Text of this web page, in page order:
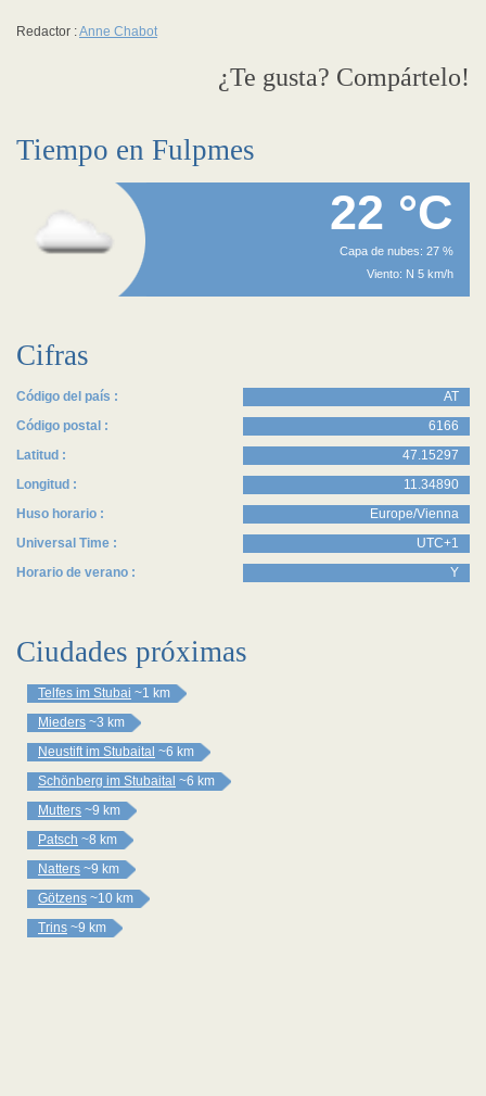
Redactor :Anne Chabot
¿Te gusta? Compártelo!
Tiempo en Fulpmes
22 °C
Capa de nubes: 27 %
Viento: N 5 km/h
Cifras
Código del país :
AT
Código postal :
6166
Latitud :
47.15297
Longitud :
11.34890
Huso horario :
Europe/Vienna
Universal Time :
UTC+1
Horario de verano :
Y
Ciudades próximas
Telfes im Stubai ~1 km
Mieders ~3 km
Neustift im Stubaital ~6 km
Schönberg im Stubaital ~6 km
Mutters ~9 km
Patsch ~8 km
Natters ~9 km
Götzens ~10 km
Trins ~9 km